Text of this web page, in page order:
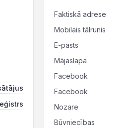
Faktiskā adrese
Mobilais tālrunis
E-pasts
Mājaslapa
Facebook
Facebook
Nozare
Būvniecības